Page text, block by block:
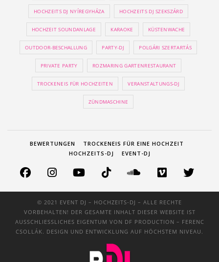
HOCHZEITS DJ NYÍREGYHÁZA HOCHZEITS DJ SZEKSZÁRD
HOCHZEIT SOUNDANLAGE KARAOKE KÜSTENWACHE
OUTDOOR-BESCHALLUNG PARTY-DJ POLGÁRI SZERTARTÁS
PRIVATE PARTY ROZMARING GARTENRESTAURANT
TROCKENEIS FÜR HOCHZEITEN VERANSTALTUNGS-DJ
ZÜNDMASCHINE
BEWERTUNGEN
TROCKENEIS FÜR EINE HOCHZEIT
HOCHZEITS-DJ
EVENT-DJ
© 2021 EVENT DJ – HOCHZEITS-DJ – ALLE RECHTE
VORBEHALTEN! DER GESAMTE INHALT DIESER WEBSITE IST
AUSSCHLIESSLICHES EIGENTUM VON DF PRODUCTION – FERENC
CSOLLÁK. DESIGN UND ENTWICKLUNG AUF HÖCHSTEM NIVEAU.